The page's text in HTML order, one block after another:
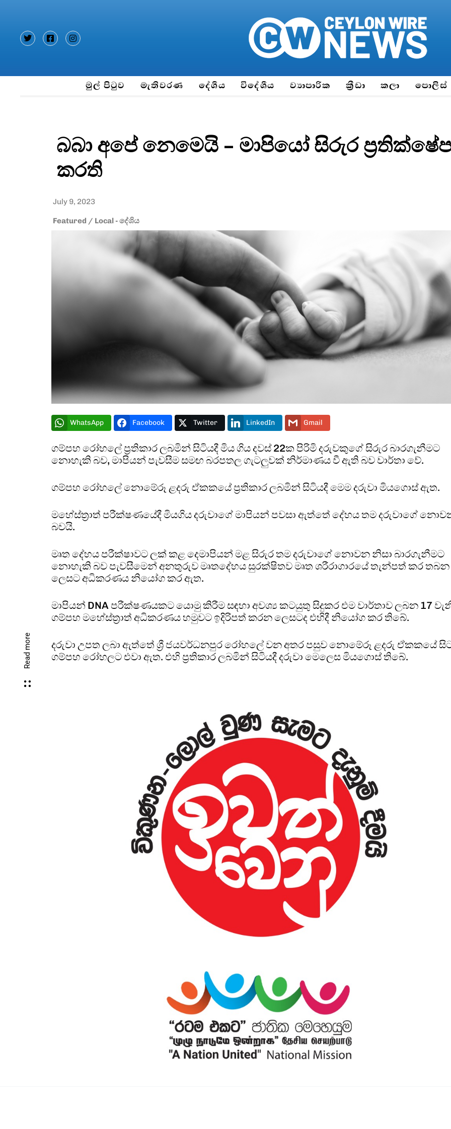
මුල් පිටුව මැතිවරණ දේශීය විදේශීය ව්‍යාපාරික ක්‍රීඩා කලා පොලිස්
Read more
බබා අපේ නෙමෙයි – මාපියෝ සිරුර
කරති
July 9, 2023
Featured / Local - දේශිය
WhatsApp Facebook Twitter LinkedIn Gmail
ගම්පහ රෝහලේ ප්‍රතිකාර ලබමින් සිටියදී මිය ගිය දවස් 22ක පිරිමි දරුවකුගේ සිරුර බාරගැනීමට
නොහැකි බව, මාපියන් පැවසීම සමඟ බරපතල ගැටලුවක් නිර්මාණය වී ඇති බව වාර්තා වේ.
ගම්පහ රෝහලේ නොමේරූ ළදරු ඒකකයේ ප්‍රතිකාර ලබමින් සිටියදී මෙම දරුවා මියගොස් ඇත.
මහේස්ත්‍රාත් පරීක්ෂණයේදී මියගිය දරුවාගේ මාපියන් පවසා ඇත්තේ දේහය තම දරුවාගේ
බවයි.
මෘත දේහය පරීක්ෂාවට ලක් කළ දෙමාපියන් මළ සිරුර තම දරුවාගේ නොවන නිසා බාරගැනීමට
නොහැකි බව පැවසීමෙන් අනතුරුව මෘතදේහය සුරක්ෂිතව මෘත ශරීරාගාරයේ තැන්පත් කර තබන
ලෙසට අධිකරණය නියෝග කර ඇත.
මාපියන් DNA පරීක්ෂණයකට යොමු කිරීම සඳහා අවශ්‍ය කටයුතු සිදුකර එම වාර්තාව ලබන 17
ගම්පහ මහේස්ත්‍රාත් අධිකරණය හමුවට ඉදිරිපත් කරන ලෙසටද එහිදී නියෝග කර තිබේ.
දරුවා උපත ලබා ඇත්තේ ශ්‍රී ජයවර්ධනපුර රෝහලේ වන අතර පසුව නොමේරූ ළදරු ඒකකයේ
ගම්පහ රෝහලට එවා ඇත. එහි ප්‍රතිකාර ලබමින් සිටියදී දරුවා මෙලෙස මියගොස් තිබේ.